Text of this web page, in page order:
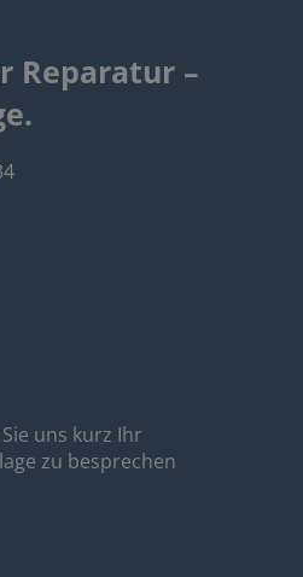
Reparatur –
uns kurz Ihr
zu besprechen